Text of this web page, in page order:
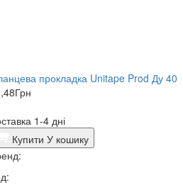
прокладка Unitape Prod Ду 40
Грн
1-4 дні
Купити У кошику